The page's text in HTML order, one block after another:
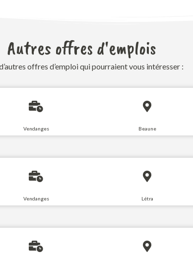
Autres offres d'emplois
offres d’emploi qui pourraient vous intéresser :
Vendanges Beaune
Vendanges Létra